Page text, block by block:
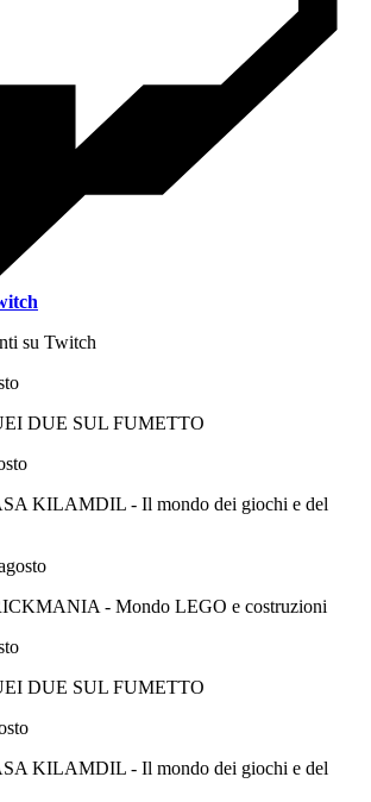
su Twitch
DUE SUL FUMETTO
KILAMDIL - Il mondo dei giochi e del
- Mondo LEGO e costruzioni
DUE SUL FUMETTO
KILAMDIL - Il mondo dei giochi e del